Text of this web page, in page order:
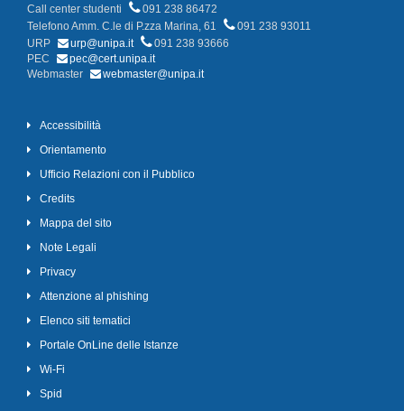
Call center studenti
091 238 86472
Telefono Amm. C.le di P.zza Marina, 61
091 238 93011
URP
urp@unipa.it
091 238 93666
PEC
pec@cert.unipa.it
Webmaster
webmaster@unipa.it
Accessibilità
Orientamento
Ufficio Relazioni con il Pubblico
Credits
Mappa del sito
Note Legali
Privacy
Attenzione al phishing
Elenco siti tematici
Portale OnLine delle Istanze
Wi-Fi
Spid